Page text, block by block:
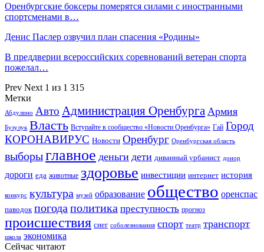
Оренбургские боксеры померятся силами с иностранными
спортсменами в…
Денис Паслер озвучил план спасения «Родины»
В преддверии всероссийских соревнований ветеран спорта
пожелал…
Prev Next 1 из 1 315
Метки
Абдулино Авто Администрация Оренбурга Армия
Бузулук Власть Вступайте в сообщество «Новости Оренбурга» Гай Город
КОРОНАВИРУС Новости Оренбург Оренбургская область
выборыглавное деньги дети диванный урбанист донор
дороги еда животные здоровье инвестиции интернет история
конкурс культура музей образование общество оренспас
паводок погода политика преступность прогноз
происшествия снег соболезнования спорт театр транспорт
школа экономика
Сейчас читают